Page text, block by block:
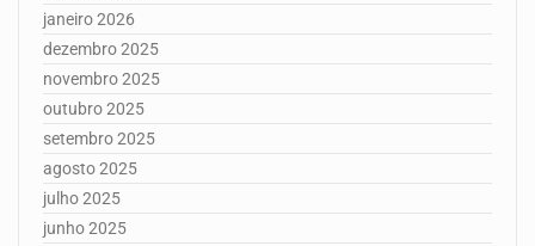
janeiro 2026
dezembro 2025
novembro 2025
outubro 2025
setembro 2025
agosto 2025
julho 2025
junho 2025